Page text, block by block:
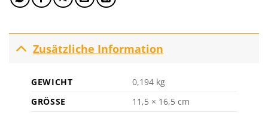
Zusätzliche Information
GEWICHT
0,194 kg
GRÖSSE
11,5 × 16,5 cm